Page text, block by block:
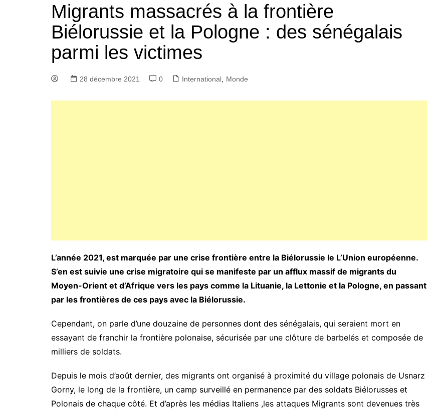
Migrants massacrés à la frontière
Biélorussie et la Pologne : des sénégalais
parmi les victimes
28 décembre 2021 0 International Monde
L’année 2021, est marquée par une crise frontière entre la Biélorussie le L’Union européenne.
S’en est suivie une crise migratoire qui se manifeste par un afflux massif de migrants du
Moyen-Orient et d’Afrique vers les pays comme la Lituanie, la Lettonie et la Pologne, en passant
par les frontières de ces pays avec la Biélorussie.
Cependant, on parle d’une douzaine de personnes dont des sénégalais, qui seraient mort en
essayant de franchir la frontière polonaise, sécurisée par une clôture de barbelés et composée de
milliers de soldats.
Depuis le mois d’août dernier, des migrants ont organisé à proximité du village polonais de Usnarz
Gorny, le long de la frontière, un camp surveillé en permanence par des soldats Biélorusses et
Polonais de chaque côté. Et d’après les médias Italiens ,les attaques Migrants sont devenues très